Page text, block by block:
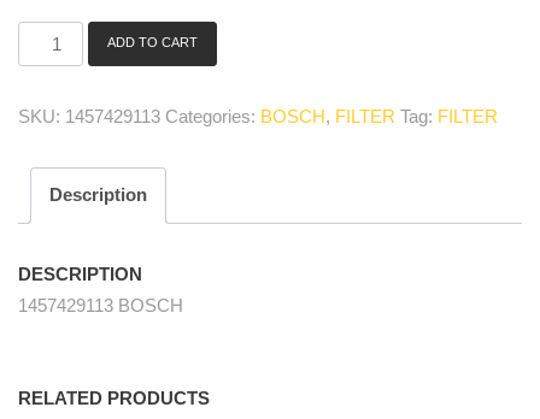
1457429113
filter
quantity
ADD TO CART
SKU: 1457429113 Categories: BOSCH, FILTER Tag: FILTER
Description
DESCRIPTION
1457429113 BOSCH
RELATED PRODUCTS